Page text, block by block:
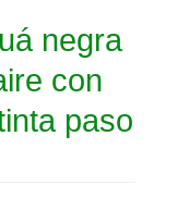
negra
con
paso